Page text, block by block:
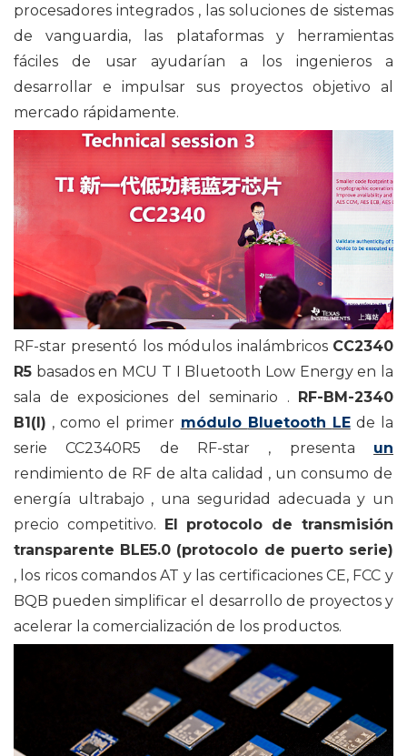
procesadores integrados , las soluciones de sistemas
de vanguardia,
las plataformas y herramientas
fáciles de usarayudarían a los ingenieros a
desarrollar eimpulsar sus proyectos objetivo al
mercado rápidamente.
RF-star presentó los módulos inalámbricos CC2340
R5 basados ​​en MCU T I Bluetooth Low Energyen la
sala de exposiciones del seminario . RF-BM-2340
B1(I) , comoel primer módulo Bluetooth LEde la
serie CC2340R5 de RF-star , presenta un
rendimiento de RF de alta calidad , un consumo de
energía ultrabajo , una seguridad adecuada y un
precio competitivo. El protocolo de transmisión
transparente BLE5.0 (protocolo de puerto serie)
, los ricos comandos AT y las certificaciones CE, FCC y
BQB pueden simplificar el desarrollo de proyectosy
acelerar la comercialización de los productos.